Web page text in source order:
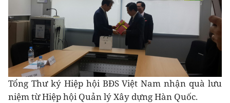
Tổng Thư ký Hiệp hội BĐS Việt Nam nhận quà lưu
niệm từ Hiệp hội Quản lý Xây dựng Hàn Quốc.